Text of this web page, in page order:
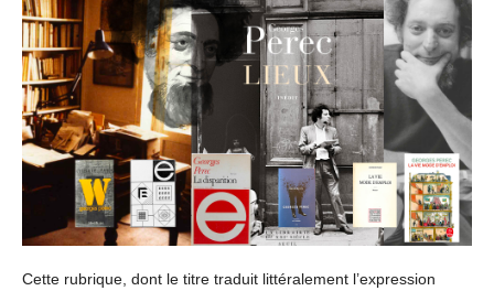
Cette rubrique, dont le titre traduit littéralement l’expression